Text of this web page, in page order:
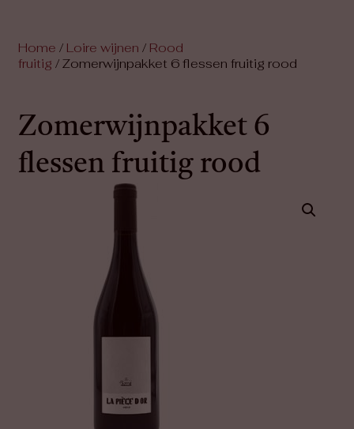
Home / Loire wijnen / Rood
fruitig / Zomerwijnpakket 6 flessen fruitig rood
Zomerwijnpakket 6
flessen fruitig rood